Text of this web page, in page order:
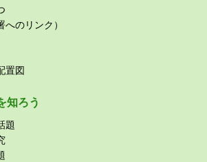
のリンク）
置図
知ろう
題